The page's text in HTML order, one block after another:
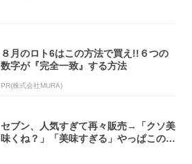
８月のロト6はこの方法で買え!!６つの
数字が『完全一致』する方法
PR(株式会社MURA)
セブン、人気すぎて再々販売→「クソ美
味くね？」「美味すぎる」やっぱこのク